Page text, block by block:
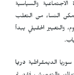
الاجتماعية والسياسية
النساء من التغلب
والتغيير الحقيقي يبدأ
الديمقراطية دريا